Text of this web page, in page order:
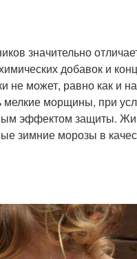
значительно
добавок и
не может, равно как и
морщины, при
эффектом защиты.
зимние морозы в